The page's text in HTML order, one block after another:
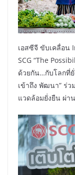
เอสซีจี ขับเคลื่อน
SCG “The
ด้วยกัน…กับโลกที่ยั่
เข้าถึง พัฒนา” ร่
แวดล้อมยั่งยืน ผ่